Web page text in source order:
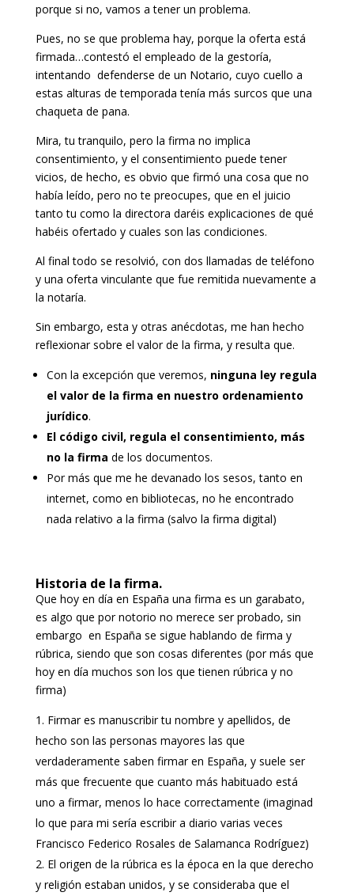
porque si no, vamos a tener un problema.
Pues, no se que problema hay, porque la oferta está
firmada…contestó el empleado de la gestoría,
intentando defenderse de un Notario, cuyo cuello a
estas alturas de temporada tenía más surcos que una
chaqueta de pana.
Mira, tu tranquilo, pero la firma no implica
consentimiento, y el consentimiento puede tener
vicios, de hecho, es obvio que firmó una cosa que no
había leído, pero no te preocupes, que en el juicio
tanto tu como la directora daréis explicaciones de qué
habéis ofertado y cuales son las condiciones.
Al final todo se resolvió, con dos llamadas de teléfono
y una oferta vinculante que fue remitida nuevamente a
la notaría.
Sin embargo, esta y otras anécdotas, me han hecho
reflexionar sobre el valor de la firma, y resulta que.
Con la excepción que veremos, ninguna ley regula
el valor de la firma en nuestro ordenamiento
jurídico.
El código civil, regula el consentimiento, más
no la firma de los documentos.
Por más que me he devanado los sesos, tanto en
internet, como en bibliotecas, no he encontrado
nada relativo a la firma (salvo la firma digital)
Historia de la firma.
Que hoy en día en España una firma es un garabato,
es algo que por notorio no merece ser probado, sin
embargo en España se sigue hablando de firma y
rúbrica, siendo que son cosas diferentes (por más que
hoy en día muchos son los que tienen rúbrica y no
firma)
Firmar es manuscribir tu nombre y apellidos, de
hecho son las personas mayores las que
verdaderamente saben firmar en España, y suele ser
más que frecuente que cuanto más habituado está
uno a firmar, menos lo hace correctamente (imaginad
lo que para mi sería escribir a diario varias veces
Francisco Federico Rosales de Salamanca Rodríguez)
El origen de la rúbrica es la época en la que derecho
y religión estaban unidos, y se consideraba que el